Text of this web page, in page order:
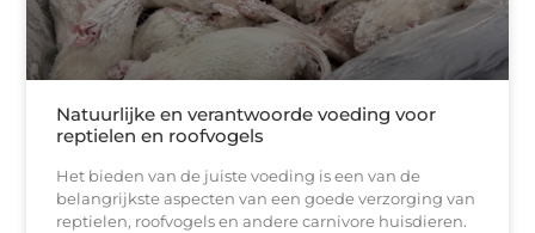
Natuurlijke en verantwoorde voeding voor
reptielen en roofvogels
Het bieden van de juiste voeding is een van de
belangrijkste aspecten van een goede verzorging van
reptielen, roofvogels en andere carnivore huisdieren.